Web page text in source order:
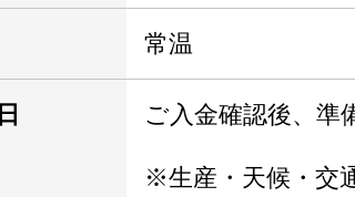
常温
ご入金確認後、準
※生産・天候・交